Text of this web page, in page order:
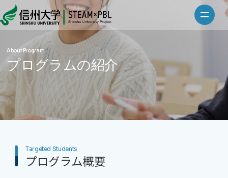
About Program
プログラムの紹介
Targeted Students
プログラム概要